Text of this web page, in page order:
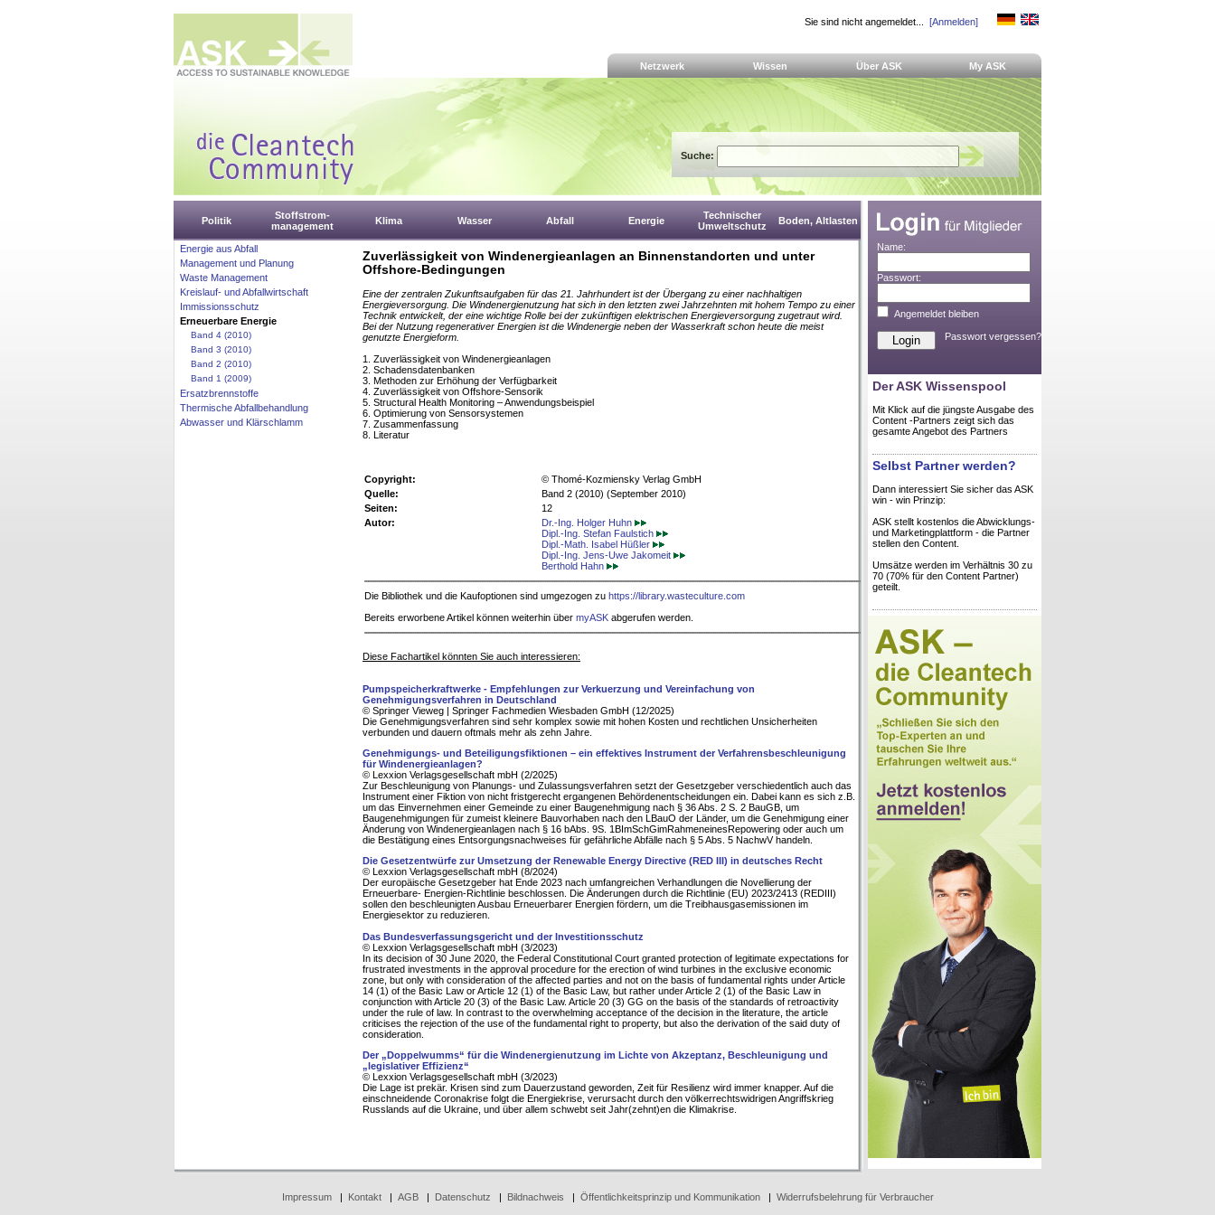
Sie sind nicht angemeldet... [Anmelden]
Netzwerk Wissen Über ASK My ASK
Suche:
Politik
Stoffstrom-
management
Klima Wasser Abfall Energie
Technischer
Umweltschutz
Boden, Altlasten
Energie aus Abfall
Management und Planung
Waste Management
Kreislauf- und Abfallwirtschaft
Immissionsschutz
Erneuerbare Energie
Band 4 (2010)
Band 3 (2010)
Band 2 (2010)
Band 1 (2009)
Ersatzbrennstoffe
Thermische Abfallbehandlung
Abwasser und Klärschlamm
Zuverlässigkeit von Windenergieanlagen an Binnenstandorten und unter
Offshore-Bedingungen
Eine der zentralen Zukunftsaufgaben für das 21. Jahrhundert ist der Übergang zu einer nachhaltigen
Energieversorgung. Die Windenergienutzung hat sich in den letzten zwei Jahrzehnten mit hohem Tempo zu einer
Technik entwickelt, der eine wichtige Rolle bei der zukünftigen elektrischen Energieversorgung zugetraut wird.
Bei der Nutzung regenerativer Energien ist die Windenergie neben der Wasserkraft schon heute die meist
genutzte Energieform.
1. Zuverlässigkeit von Windenergieanlagen
2. Schadensdatenbanken
3. Methoden zur Erhöhung der Verfügbarkeit
4. Zuverlässigkeit von Offshore-Sensorik
5. Structural Health Monitoring – Anwendungsbeispiel
6. Optimierung von Sensorsystemen
7. Zusammenfassung
8. Literatur
Copyright:
© Thomé-Kozmiensky Verlag GmbH
Quelle:
Band 2 (2010) (September 2010)
Seiten:
12
Autor:
Dr.-Ing. Holger Huhn
Dipl.-Ing. Stefan Faulstich
Dipl.-Math. Isabel Hüßler
Dipl.-Ing. Jens-Uwe Jakomeit
Berthold Hahn
Die Bibliothek und die Kaufoptionen sind umgezogen zu https://library.wasteculture.com
Bereits erworbene Artikel können weiterhin über myASK abgerufen werden.
Diese Fachartikel könnten Sie auch interessieren:
Pumpspeicherkraftwerke - Empfehlungen zur Verkuerzung und Vereinfachung von
Genehmigungsverfahren in Deutschland
© Springer Vieweg | Springer Fachmedien Wiesbaden GmbH (12/2025)
Die Genehmigungsverfahren sind sehr komplex sowie mit hohen Kosten und rechtlichen Unsicherheiten
verbunden und dauern oftmals mehr als zehn Jahre.
Genehmigungs- und Beteiligungsfiktionen – ein effektives Instrument der Verfahrensbeschleunigung
für Windenergieanlagen?
© Lexxion Verlagsgesellschaft mbH (2/2025)
Zur Beschleunigung von Planungs- und Zulassungsverfahren setzt der Gesetzgeber verschiedentlich auch das
Instrument einer Fiktion von nicht fristgerecht ergangenen Behördenentscheidungen ein. Dabei kann es sich z.B.
um das Einvernehmen einer Gemeinde zu einer Baugenehmigung nach § 36 Abs. 2 S. 2 BauGB, um
Baugenehmigungen für zumeist kleinere Bauvorhaben nach den LBauO der Länder, um die Genehmigung einer
Änderung von Windenergieanlagen nach § 16 bAbs. 9S. 1BImSchGimRahmeneinesRepowering oder auch um
die Bestätigung eines Entsorgungsnachweises für gefährliche Abfälle nach § 5 Abs. 5 NachwV handeln.
Die Gesetzentwürfe zur Umsetzung der Renewable Energy Directive (RED III) in deutsches Recht
© Lexxion Verlagsgesellschaft mbH (8/2024)
Der europäische Gesetzgeber hat Ende 2023 nach umfangreichen Verhandlungen die Novellierung der
Erneuerbare- Energien-Richtlinie beschlossen. Die Änderungen durch die Richtlinie (EU) 2023/2413 (REDIII)
sollen den beschleunigten Ausbau Erneuerbarer Energien fördern, um die Treibhausgasemissionen im
Energiesektor zu reduzieren.
Das Bundesverfassungsgericht und der Investitionsschutz
© Lexxion Verlagsgesellschaft mbH (3/2023)
In its decision of 30 June 2020, the Federal Constitutional Court granted protection of legitimate expectations for
frustrated investments in the approval procedure for the erection of wind turbines in the exclusive economic
zone, but only with consideration of the affected parties and not on the basis of fundamental rights under Article
14 (1) of the Basic Law or Article 12 (1) of the Basic Law, but rather under Article 2 (1) of the Basic Law in
conjunction with Article 20 (3) of the Basic Law. Article 20 (3) GG on the basis of the standards of retroactivity
under the rule of law. In contrast to the overwhelming acceptance of the decision in the literature, the article
criticises the rejection of the use of the fundamental right to property, but also the derivation of the said duty of
consideration.
Der „Doppelwumms“ für die Windenergienutzung im Lichte von Akzeptanz, Beschleunigung und
„legislativer Effizienz“
© Lexxion Verlagsgesellschaft mbH (3/2023)
Die Lage ist prekär. Krisen sind zum Dauerzustand geworden, Zeit für Resilienz wird immer knapper. Auf die
einschneidende Coronakrise folgt die Energiekrise, verursacht durch den völkerrechtswidrigen Angriffskrieg
Russlands auf die Ukraine, und über allem schwebt seit Jahr(zehnt)en die Klimakrise.
Name:
Passwort:
Angemeldet bleiben
Passwort vergessen?
Der ASK Wissenspool
Mit Klick auf die jüngste Ausgabe des
Content -Partners zeigt sich das
gesamte Angebot des Partners
Selbst Partner werden?
Dann interessiert Sie sicher das ASK
win - win Prinzip:
ASK stellt kostenlos die Abwicklungs-
und Marketingplattform - die Partner
stellen den Content.
Umsätze werden im Verhältnis 30 zu
70 (70% für den Content Partner)
geteilt.
Impressum| Kontakt| AGB| Datenschutz | Bildnachweis | Öffentlichkeitsprinzip und Kommunikation| Widerrufsbelehrung für Verbraucher